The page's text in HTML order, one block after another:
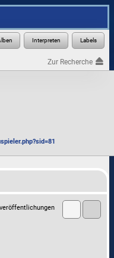
Zur Recherche